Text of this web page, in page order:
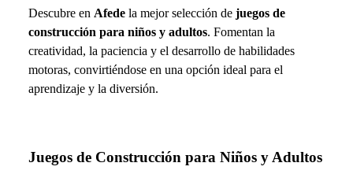
Descubre en Afede la mejor selección de juegos de
construcción para niños y adultos. Fomentan la
creatividad, la paciencia y el desarrollo de habilidades
motoras, convirtiéndose en una opción ideal para el
aprendizaje y la diversión.
Juegos de Construcción para Niños y Adultos